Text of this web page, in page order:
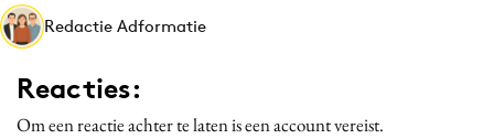
Merkstrategie
PR
Programmatic
Purpose Marketing
Redactie Adformatie
Reacties:
Om een reactie achter te laten is een account vereist.